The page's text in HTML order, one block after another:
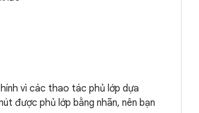
vì các thao tác phủ lớp dựa
được phủ lớp bằng nhãn, nên bạn